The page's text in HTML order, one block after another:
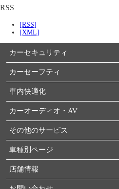
RSS
[RSS]
[XML]
カーセキュリティ
カーセーフティ
車内快適化
カーオーディオ・AV
その他のサービス
車種別ページ
店舗情報